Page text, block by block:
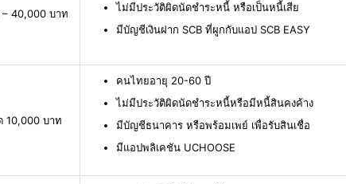
– 40,000 บาท
ไม่มีประวัติผิดนัดชำระหนี้ หรือเป็นหนี้เสีย
มีบัญชีเงินฝาก SCB ที่ผูกกับแอป SCB EASY
10,000 บาท
คนไทยอายุ 20-60 ปี
ไม่มีประวัติผิดนัดชำระหนี้หรือมีหนี้สินคงค้าง
มีบัญชีธนาคาร หรือพร้อมเพย์ เพื่อรับสินเชื่อ
มีแอปพลิเคชัน UCHOOSE